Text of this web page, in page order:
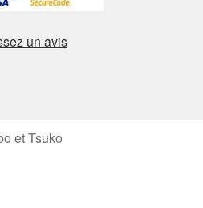
un avis
et Tsuko